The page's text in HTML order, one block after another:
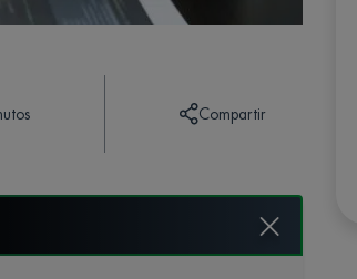
Compartir